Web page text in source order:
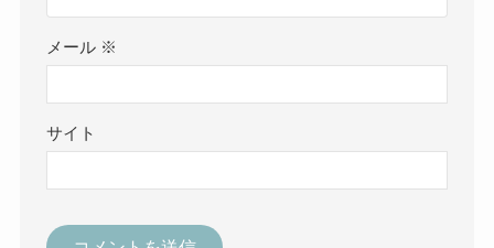
メール ※
サイト